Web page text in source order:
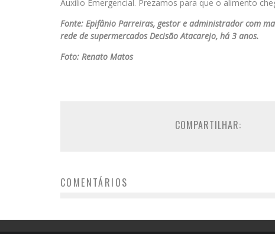
Auxílio Emergencial. Prezamos para que o alimento
Fonte: Epifânio Parreiras, gestor e administrador com
rede de supermercados Decisão Atacarejo, há 3 anos.
Foto: Renato Matos
COMPARTILHAR:
COMENTÁRIOS